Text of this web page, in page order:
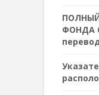
ФОНДА